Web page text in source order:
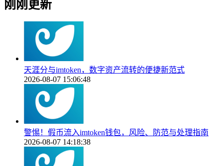
刚刚更新
天涯分与imtoken，数字资产流转的便捷新范式
2026-08-07 15:06:48
警惕！假币流入imtoken钱包，风险、防范与处理指南
2026-08-07 14:18:38